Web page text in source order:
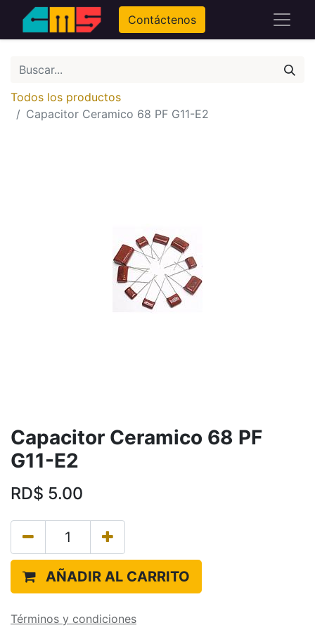
Contáctenos
Todos los productos
Capacitor Ceramico 68 PF G11-E2
Capacitor Ceramico 68 PF
G11-E2
RD$ 5.00
AÑADIR AL CARRITO
Términos y condiciones